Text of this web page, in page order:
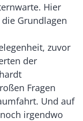
Hier
Grundlagen
zuvor
der
Fragen
Und auf
irgendwo